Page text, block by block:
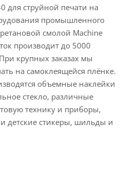
для струйной печати на
промышленного
смолой Machine
производит до 5000
крупных заказах мы
на самоклеящейся плёнке.
объемные наклейки
стекло, различные
технику и приборы,
детские стикеры, шильды и